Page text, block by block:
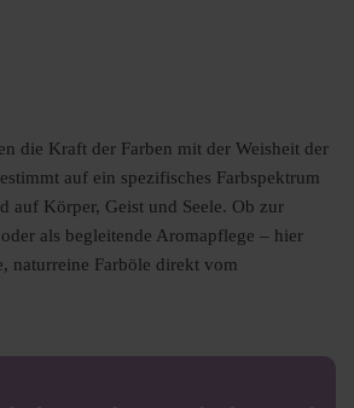
die Kraft der Farben mit der Weisheit der
auf ein spezifisches Farbspektrum
auf Körper, Geist und Seele. Ob zur
als begleitende Aromapflege – hier
naturreine Farböle direkt vom